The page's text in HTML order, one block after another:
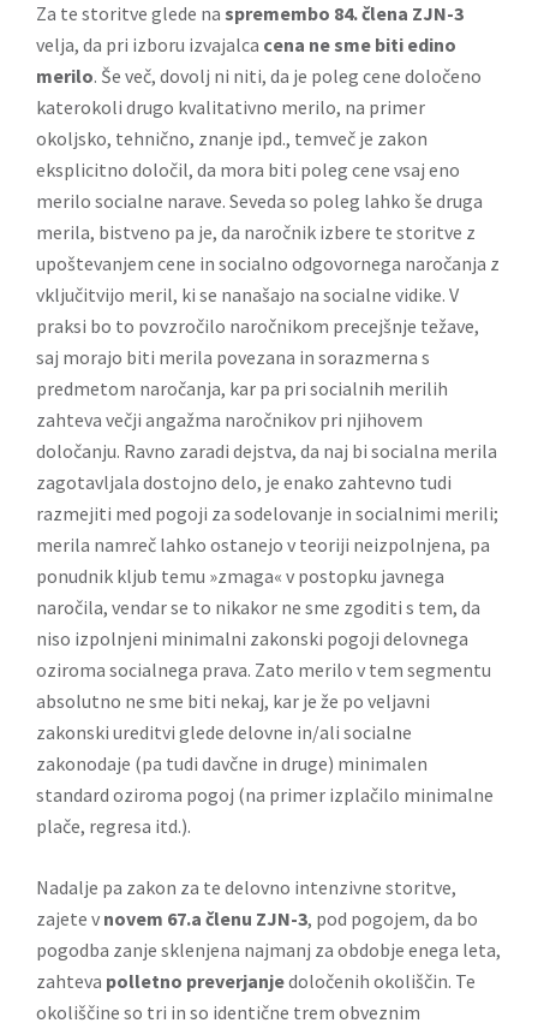
Za te storitve glede na spremembo 84. člena ZJN-3
velja, da pri izboru izvajalca cena ne sme biti edino
merilo. Še več, dovolj ni niti, da je poleg cene določeno
katerokoli drugo kvalitativno merilo, na primer
okoljsko, tehnično, znanje ipd., temveč je zakon
eksplicitno določil, da mora biti poleg cene vsaj eno
merilo socialne narave. Seveda so poleg lahko še druga
merila, bistveno pa je, da naročnik izbere te storitve z
upoštevanjem cene in socialno odgovornega naročanja z
vključitvijo meril, ki se nanašajo na socialne vidike. V
praksi bo to povzročilo naročnikom precejšnje težave,
saj morajo biti merila povezana in sorazmerna s
predmetom naročanja, kar pa pri socialnih merilih
zahteva večji angažma naročnikov pri njihovem
določanju. Ravno zaradi dejstva, da naj bi socialna merila
zagotavljala dostojno delo, je enako zahtevno tudi
razmejiti med pogoji za sodelovanje in socialnimi merili;
merila namreč lahko ostanejo v teoriji neizpolnjena, pa
ponudnik kljub temu »zmaga« v postopku javnega
naročila, vendar se to nikakor ne sme zgoditi s tem, da
niso izpolnjeni minimalni zakonski pogoji delovnega
oziroma socialnega prava. Zato merilo v tem segmentu
absolutno ne sme biti nekaj, kar je že po veljavni
zakonski ureditvi glede delovne in/ali socialne
zakonodaje (pa tudi davčne in druge) minimalen
standard oziroma pogoj (na primer izplačilo minimalne
plače, regresa itd.).
Nadalje pa zakon za te delovno intenzivne storitve,
zajete v novem 67.a členu ZJN-3, pod pogojem, da bo
pogodba zanje sklenjena najmanj za obdobje enega leta,
zahteva polletno preverjanjedoločenih okoliščin. Te
okoliščine so tri in so identične trem obveznim